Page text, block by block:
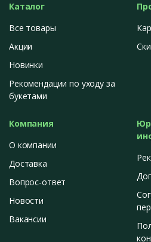
Каталог
Все товары
Акции
Новинки
Рекомендации по уходу за
букетами
Компания
О компании
Доставка
Вопрос-ответ
Новости
Вакансии